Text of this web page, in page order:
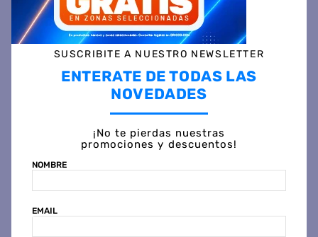
$64.799
Precio sin impuestos
COMPRAR
$81.999
Precio sin impuestos
SUSCRIBITE A NUESTRO NEWSLETTER
ENTERATE DE TODAS LAS
NOVEDADES
¡No te pierdas nuestras
promociones y descuentos!
NOMBRE
EMAIL